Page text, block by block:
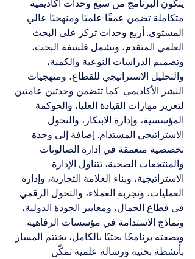
يتكون البرنامج من سبع وحدات أكاديمية
متكاملة تضمن عمقًا علميًا ومنهجيًا عالي
المستوى. أربع وحدات تركز على البحث
العلمي المتقدم، وتشمل فلسفة البحث،
وتصميم الدراسات النوعية والكمية،
والتحليل الاستراتيجي للقطاع، ومنهجيات
النشر الأكاديمي. كما تتضمن وحدتين عامتين
لتعزيز مهارات القيادة العليا، والحوكمة
المؤسسية، وإدارة الابتكار، والتحول
الاستراتيجي المستدام. إضافة إلى وحدة
تخصصية متعمقة في إدارة الصالونات
والمنتجعات الصحية، تتناول الإدارة
الاستراتيجية، وبناء العلامة التجارية، وإدارة
العمليات، وتجربة العملاء، والتحول الرقمي
في قطاع الجمال، ومعايير الجودة الدولية،
ونماذج الاستدامة في مؤسسات الرفاهية.
وبصفته برنامجًا بحثيًا بالكامل، يختتم المسار
بأنشطة بحثية ورسالة علمية تمكّن